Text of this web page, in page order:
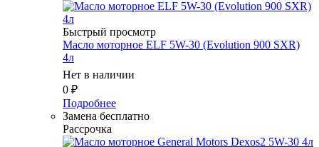
Быстрый просмотр
Масло мотоpное ELF 5W-30 (Evolution 900 SXR)
4л
Нет в наличии
0 ₽
Подробнее
Замена бесплатно
Рассрочка